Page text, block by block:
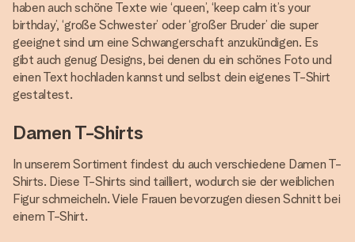
haben auch schöne Texte wie ‘queen’, ‘keep calm it’s your
birthday’, ‘große Schwester’ oder ‘großer Bruder’ die super
geeignet sind um eine Schwangerschaft anzukündigen. Es
gibt auch genug Designs, bei denen du ein schönes Foto und
einen Text hochladen kannst und selbst dein eigenes T-Shirt
gestaltest.
Damen T-Shirts
In unserem Sortiment findest du auch verschiedene Damen T-
Shirts. Diese T-Shirts sind tailliert, wodurch sie der weiblichen
Figur schmeicheln. Viele Frauen bevorzugen diesen Schnitt bei
einem T-Shirt.